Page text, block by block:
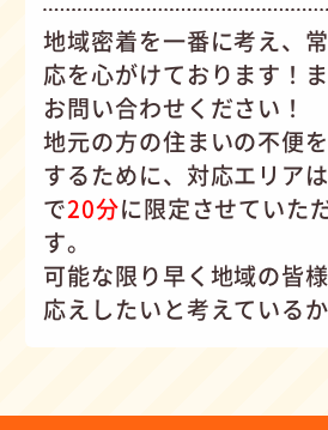
地域密着を一番に考え、
応を心がけております！
お問い合わせください！
地元の方の住まいの不便
するために、対応エリア
で20分に限定させていた
す。
可能な限り早く地域の皆
応えしたいと考えているか